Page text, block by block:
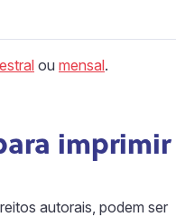
ou mensal.
imprimir
autorais, podem ser